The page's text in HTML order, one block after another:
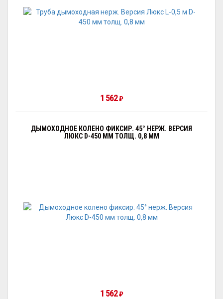
1 562₽
ДЫМОХОДНОЕ КОЛЕНО ФИКСИР. 45° НЕРЖ. ВЕРСИЯ
ЛЮКС D-450 ММ ТОЛЩ. 0,8 ММ
1 562₽